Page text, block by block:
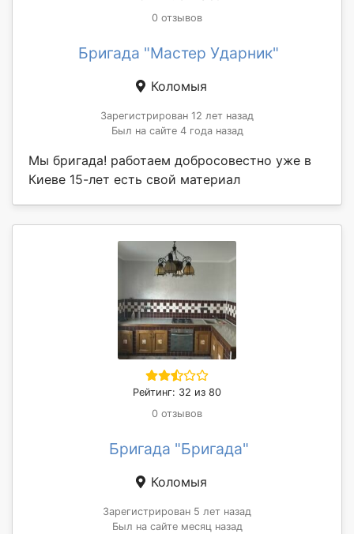
0 отзывов
Бригада "Мастер Ударник"
Коломыя
Зарегистрирован 12 лет назад
Был на сайте 4 года назад
Мы бригада! работаем добросовестно уже в
Киеве 15-лет есть свой материал
Рейтинг: 32 из 80
0 отзывов
Бригада "Бригада"
Коломыя
Зарегистрирован 5 лет назад
Был на сайте месяц назад